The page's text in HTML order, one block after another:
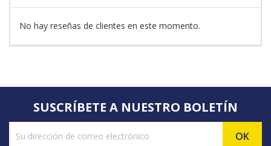
No hay reseñas de clientes en este momento.
SUSCRÍBETE A NUESTRO BOLETÍN